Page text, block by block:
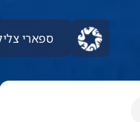
ספארי